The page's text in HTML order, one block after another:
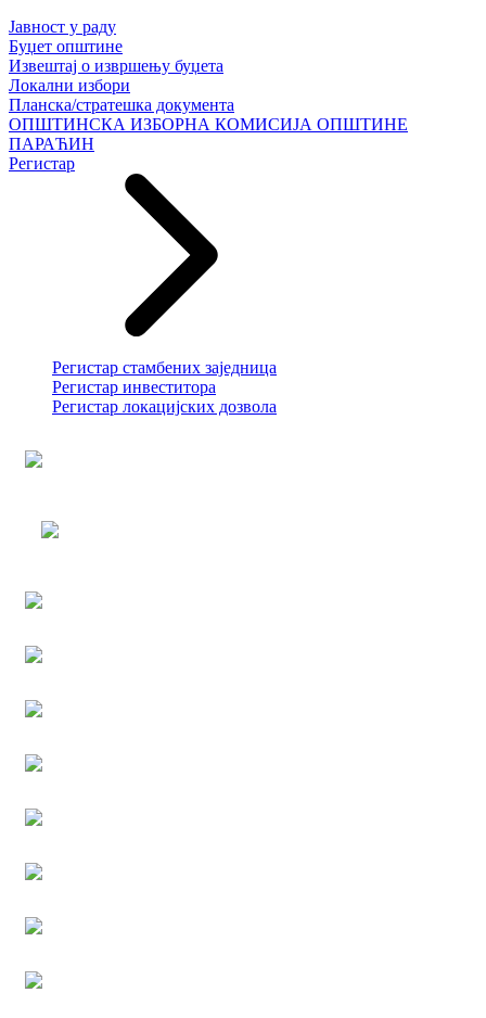
Јавност у раду
Буџет општине
Извештај о извршењу буџета
Локални избори
Планска/стратешка документа
ОПШТИНСКА ИЗБОРНА КОМИСИЈА ОПШТИНЕ
ПАРАЋИН
Регистар
Регистар стамбених заједница
Регистар инвеститора
Регистар локацијских дозвола